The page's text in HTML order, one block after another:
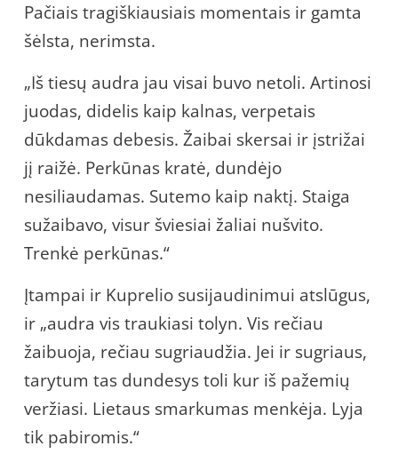
Pačiais tragiškiausiais momentais ir gamta
šėlsta, nerimsta.
„Iš tiesų audra jau visai buvo netoli. Artinosi
juodas, didelis kaip kalnas, verpetais
dūkdamas debesis. Žaibai skersai ir įstrižai
jį raižė. Perkūnas kratė, dundėjo
nesiliaudamas. Sutemo kaip naktį. Staiga
sužaibavo, visur šviesiai žaliai nušvito.
Trenkė perkūnas.“
Įtampai ir Kuprelio susijaudinimui atslūgus,
ir „audra vis traukiasi tolyn. Vis rečiau
žaibuoja, rečiau sugriaudžia. Jei ir sugriaus,
tarytum tas dundesys toli kur iš pažemių
veržiasi. Lietaus smarkumas menkėja. Lyja
tik pabiromis.“